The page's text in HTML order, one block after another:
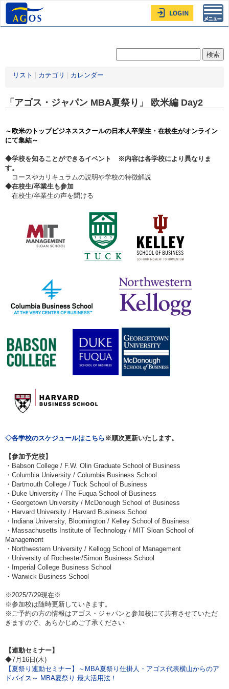
リスト カテゴリ カレンダー
「アゴス・ジャパン MBA夏祭り」 欧米編 Day2
～欧米のトップビジネススクールの日本人卒業生・在校生がオンライン
にて集結～
◆学校を知ることができるイベント ※内容は各学校により異なりま
す。
コースやカリキュラムの説明や学校の特徴解説
◆在校生/卒業生も参加
在校生/卒業生の声を聞ける
◇各学校のスケジュールはこちら ※順次更新いたします。
【参加予定校】
・Babson College / F.W. Olin Graduate School of Business
・Columbia University / Columbia Business School
・Dartmouth College / Tuck School of Business
・Duke University / The Fuqua School of Business
・Georgetown University / McDonough School of Business
・Harvard University / Harvard Business School
・Indiana University, Bloomington / Kelley School of Business
・Massachusetts Institute of Technology / MIT Sloan School of
Management
・Northwestern University / Kellogg School of Management
・University of Rochester/Simon Business School
・Imperial College Business School
・Warwick Business School
※2025/7/29現在※
※参加校は随時更新していきます。
※ご予約の方の情報はアゴス・ジャパンと参加校にて共有させていただ
きますので、あらかじめご了承ください
【連動セミナー】
◆7月16日(木)
【夏祭り連動セミナー】～MBA夏祭り仕掛人・アゴス代表横山からのア
ドバイス～ MBA夏祭り 最大活用法！